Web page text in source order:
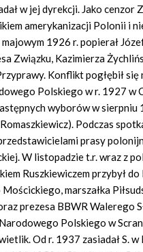
w jej dyrekcji. Jako
amerykanizacji Polonii i
1926 r. popierał
Związku, Kazimierza
Konflikt pogłębił
Polskiego w r. 1927 w
wyborów w
Podczas
prasy
W listopadzie t.r. wraz z
Ruszkiewiczem przybył
marszałka
prezesa BBWR Walerego
Polskiego w
Od r. 1937 zasiadał S.